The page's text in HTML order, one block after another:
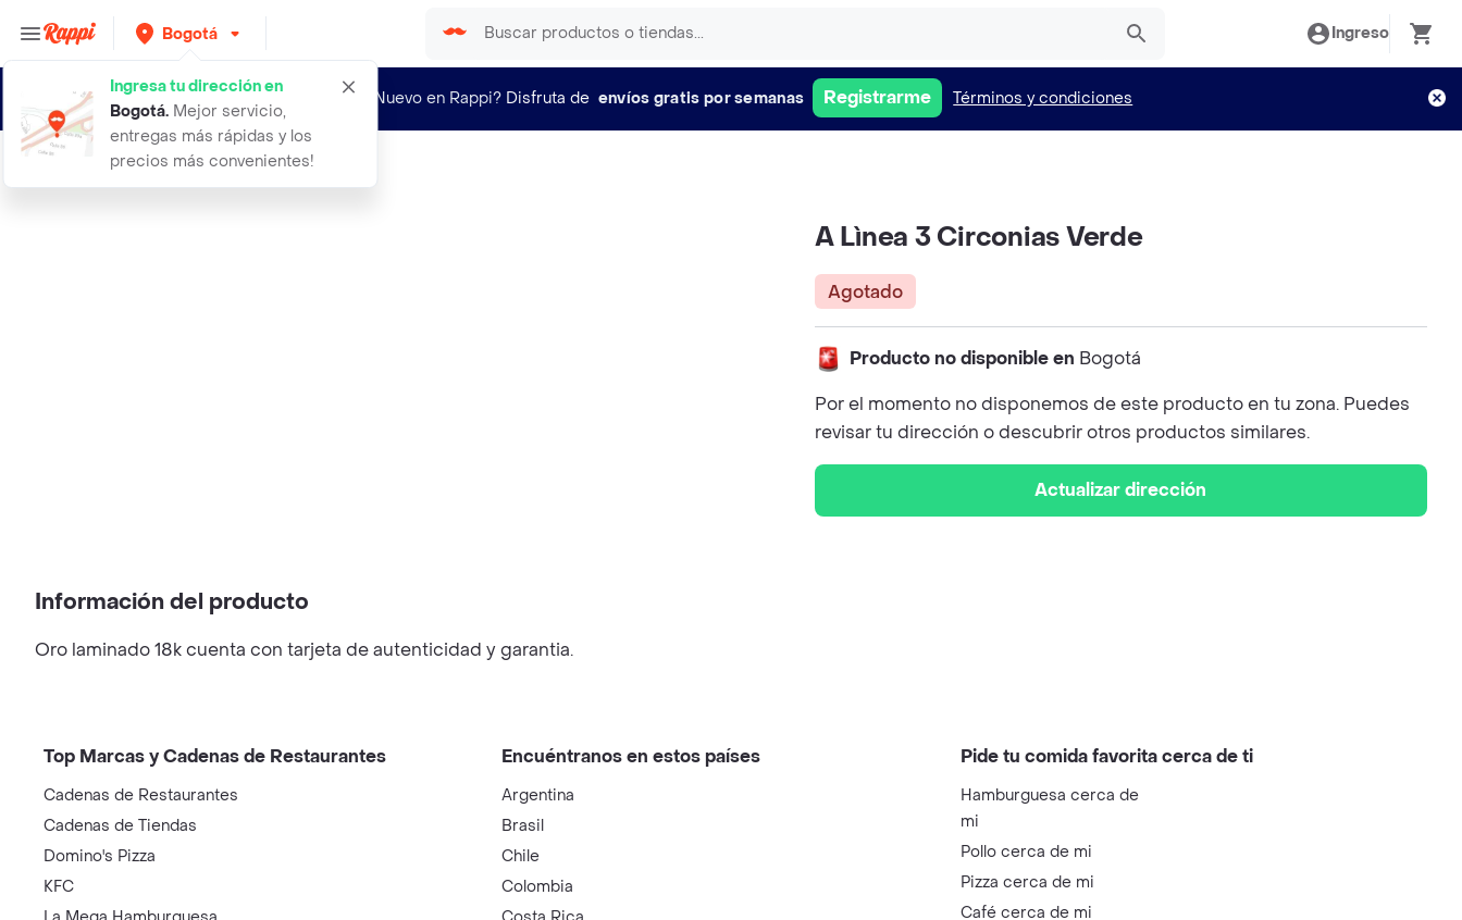
Bogotá
Ingresa tu dirección en
Bogotá. Mejor servicio,
entregas más rápidas y los
precios más convenientes!
Ingreso
¿Nuevo en Rappi? Disfruta de envíos gratis por semanas Registrarme Términos y condiciones
a linea 3 circonias verde
A Lìnea 3 Circonias Verde
Agotado
Producto no disponible en Bogotá
Por el momento no disponemos de este producto en tu zona. Puedes
revisar tu dirección o descubrir otros productos similares.
Actualizar dirección
Información del producto
Oro laminado 18k cuenta con tarjeta de autenticidad y garantia.
Top Marcas y Cadenas de Restaurantes
Cadenas de Restaurantes
Cadenas de Tiendas
Domino's Pizza
KFC
Encuéntranos en estos países
Argentina
Brasil
Chile
Colombia
Pide tu comida favorita cerca de ti
Hamburguesa cerca de
mi
Pollo cerca de mi
Pizza cerca de mi
Café cerca de mi